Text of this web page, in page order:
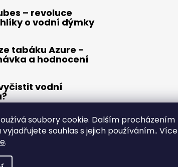
soubory cookie. Dalším procházením
souhlas s jejich používáním.. Více
.
– revoluce
o vodní dýmky
tabáku Azure -
a hodnocení
vodní